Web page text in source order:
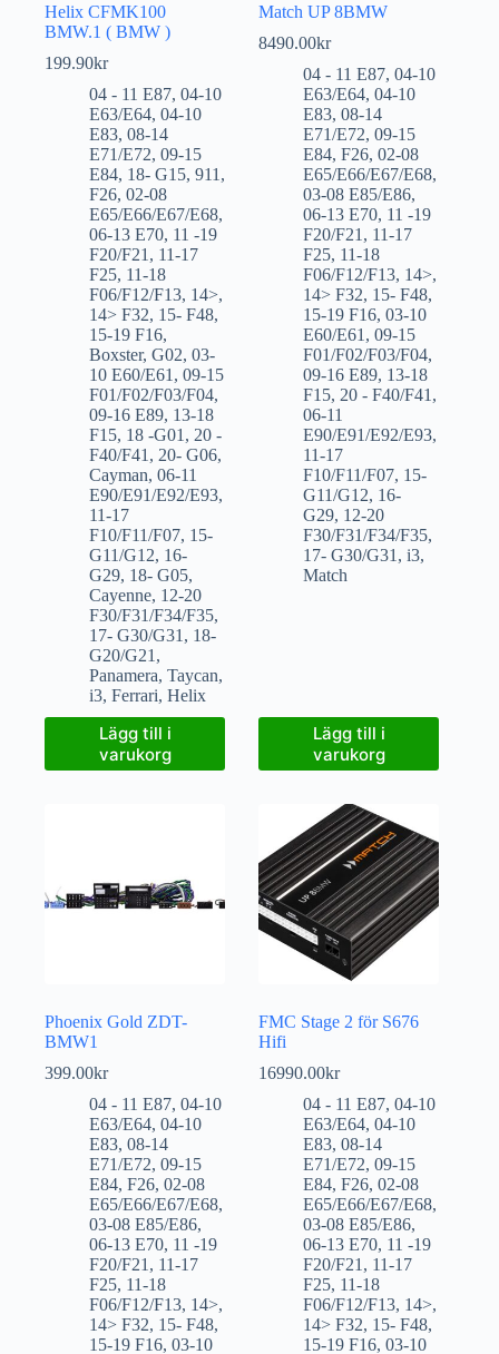
Helix CFMK100
BMW.1 ( BMW )
199.90kr
04 - 11 E87, 04-10
E63/E64, 04-10
E83, 08-14
E71/E72, 09-15
E84, 18- G15, 911 ,
F26, 02-08
E65/E66/E67/E68,
06-13 E70, 11 -19
F20/F21 , 11-17
F25, 11-18
F06/F12/F13, 14>,
14> F32, 15- F48,
15-19 F16,
Boxster, G02, 03-
10 E60/E61 , 09-15
F01/F02/F03/F04,
09-16 E89, 13-18
F15, 18 -G01 , 20 -
F40/F41 , 20- G06,
Cayman, 06-11
E90/E91/E92/E93,
11-17
F10/F11/F07, 15-
G11/G12, 16-
G29, 18- G05,
Cayenne, 12-20
F30/F31/F34/F35,
17- G30/G31 , 18-
G20/G21 ,
Panamera, Taycan,
i3, Ferrari, Helix
Lägg till i
varukorg
Match UP 8BMW
8490.00kr
04 - 11 E87,04-10
E63/E64,04-10
E83,08-14
E71/E72,09-15
E84,F26,02-08
E65/E66/E67/E68,
03-08 E85/E86,
06-13 E70, 11 -19
F20/F21 , 11-17
F25, 11-18
F06/F12/F13, 14>,
14> F32, 15- F48,
15-19 F16,03-10
E60/E61 ,09-15
F01/F02/F03/F04,
09-16 E89, 13-18
F15, 20 - F40/F41 ,
06-11
E90/E91/E92/E93,
11-17
F10/F11/F07, 15-
G11/G12, 16-
G29, 12-20
F30/F31/F34/F35,
17- G30/G31 ,i3,
Match
Lägg till i
varukorg
Phoenix Gold ZDT-
BMW1
399.00kr
04 - 11 E87, 04-10
E63/E64, 04-10
E83, 08-14
E71/E72, 09-15
E84, F26, 02-08
E65/E66/E67/E68,
03-08 E85/E86,
06-13 E70, 11 -19
F20/F21 , 11-17
F25, 11-18
F06/F12/F13, 14>,
14> F32, 15- F48,
15-19 F16, 03-10
FMC Stage 2 för S676
Hifi
16990.00kr
04 - 11 E87,04-10
E63/E64,04-10
E83,08-14
E71/E72,09-15
E84,F26,02-08
E65/E66/E67/E68,
03-08 E85/E86,
06-13 E70, 11 -19
F20/F21 , 11-17
F25, 11-18
F06/F12/F13, 14>,
14> F32, 15- F48,
15-19 F16,03-10